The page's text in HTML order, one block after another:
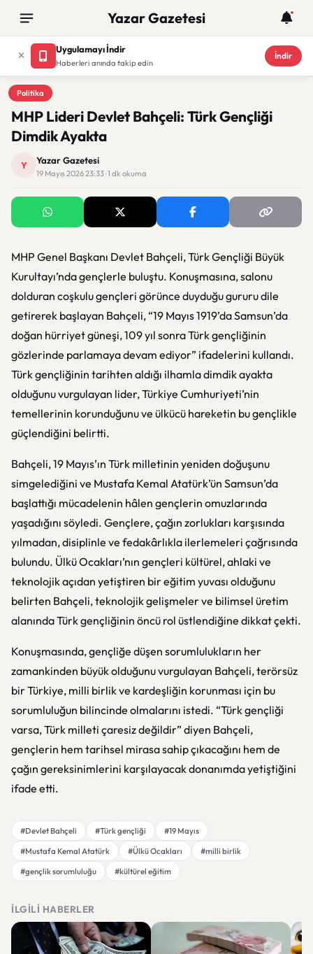
Yazar Gazetesi
Uygulamayı İndir
Haberleri anında takip edin
İndir
Politika
Politika
MHP Lideri Devlet Bahçeli: Türk Gençliği
Dimdik Ayakta
Y Yazar Gazetesi
19 Mayıs 2026 23:33 · 1 dk okuma
MHP Genel Başkanı Devlet Bahçeli, Türk Gençliği Büyük
Kurultayı’nda gençlerle buluştu. Konuşmasına, salonu
dolduran coşkulu gençleri görünce duyduğu gururu dile
getirerek başlayan Bahçeli, “19 Mayıs 1919’da Samsun’da
doğan hürriyet güneşi, 109 yıl sonra Türk gençliğinin
gözlerinde parlamaya devam ediyor” ifadelerini kullandı.
Türk gençliğinin tarihten aldığı ilhamla dimdik ayakta
olduğunu vurgulayan lider, Türkiye Cumhuriyeti’nin
temellerinin korunduğunu ve ülkücü hareketin bu gençlikle
güçlendiğini belirtti.
Bahçeli, 19 Mayıs’ın Türk milletinin yeniden doğuşunu
simgelediğini ve Mustafa Kemal Atatürk’ün Samsun’da
başlattığı mücadelenin hâlen gençlerin omuzlarında
yaşadığını söyledi. Gençlere, çağın zorlukları karşısında
yılmadan, disiplinle ve fedakârlıkla ilerlemeleri çağrısında
bulundu. Ülkü Ocakları’nın gençleri kültürel, ahlaki ve
teknolojik açıdan yetiştiren bir eğitim yuvası olduğunu
belirten Bahçeli, teknolojik gelişmeler ve bilimsel üretim
alanında Türk gençliğinin öncü rol üstlendiğine dikkat çekti.
Konuşmasında, gençliğe düşen sorumlulukların her
zamankinden büyük olduğunu vurgulayan Bahçeli, terörsüz
bir Türkiye, milli birlik ve kardeşliğin korunması için bu
sorumluluğun bilincinde olmalarını istedi. “Türk gençliği
varsa, Türk milleti çaresiz değildir” diyen Bahçeli,
gençlerin hem tarihsel mirasa sahip çıkacağını hem de
çağın gereksinimlerini karşılayacak donanımda yetiştiğini
ifade etti.
#Devlet Bahçeli #Türk gençliği
#19 Mayıs
#Mustafa Kemal Atatürk
#Ülkü Ocakları
#milli birlik
#gençlik sorumluluğu
#kültürel eğitim
İLGILI HABERLER